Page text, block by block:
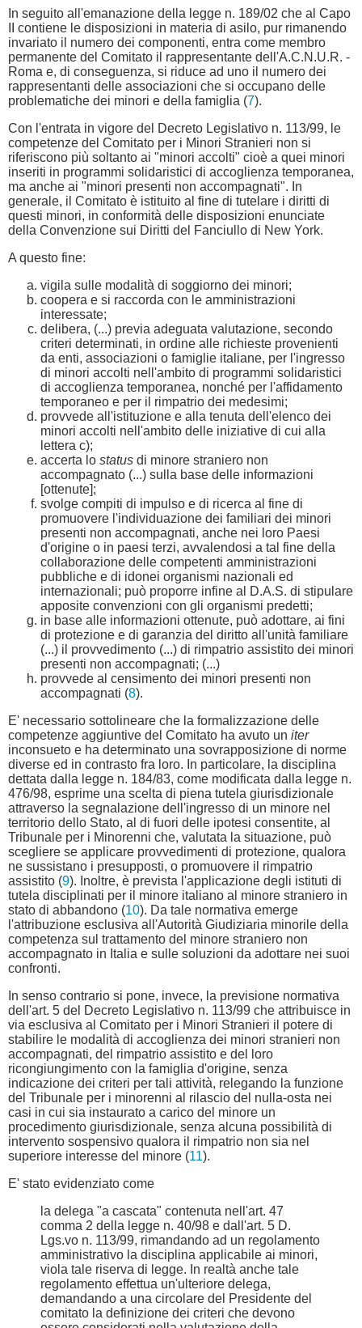
In seguito all'emanazione della legge n. 189/02 che al Capo
II contiene le disposizioni in materia di asilo, pur rimanendo
invariato il numero dei componenti, entra come membro
permanente del Comitato il rappresentante dell'A.C.N.U.R. -
Roma e, di conseguenza, si riduce ad uno il numero dei
rappresentanti delle associazioni che si occupano delle
problematiche dei minori e della famiglia (7).
Con l'entrata in vigore del Decreto Legislativo n. 113/99, le
competenze del Comitato per i Minori Stranieri non si
riferiscono più soltanto ai "minori accolti" cioè a quei minori
inseriti in programmi solidaristici di accoglienza temporanea,
ma anche ai "minori presenti non accompagnati". In
generale, il Comitato è istituito al fine di tutelare i diritti di
questi minori, in conformità delle disposizioni enunciate
della Convenzione sui Diritti del Fanciullo di New York.
A questo fine:
vigila sulle modalità di soggiorno dei minori;
coopera e si raccorda con le amministrazioni
interessate;
delibera, (...) previa adeguata valutazione, secondo
criteri determinati, in ordine alle richieste provenienti
da enti, associazioni o famiglie italiane, per l'ingresso
di minori accolti nell'ambito di programmi solidaristici
di accoglienza temporanea, nonché per l'affidamento
temporaneo e per il rimpatrio dei medesimi;
provvede all'istituzione e alla tenuta dell'elenco dei
minori accolti nell'ambito delle iniziative di cui alla
lettera c);
accerta lo status di minore straniero non
accompagnato (...) sulla base delle informazioni
[ottenute];
svolge compiti di impulso e di ricerca al fine di
promuovere l'individuazione dei familiari dei minori
presenti non accompagnati, anche nei loro Paesi
d'origine o in paesi terzi, avvalendosi a tal fine della
collaborazione delle competenti amministrazioni
pubbliche e di idonei organismi nazionali ed
internazionali; può proporre infine al D.A.S. di stipulare
apposite convenzioni con gli organismi predetti;
in base alle informazioni ottenute, può adottare, ai fini
di protezione e di garanzia del diritto all'unità familiare
(...) il provvedimento (...) di rimpatrio assistito dei minori
presenti non accompagnati; (...)
provvede al censimento dei minori presenti non
accompagnati (8).
E' necessario sottolineare che la formalizzazione delle
competenze aggiuntive del Comitato ha avuto un iter
inconsueto e ha determinato una sovrapposizione di norme
diverse ed in contrasto fra loro. In particolare, la disciplina
dettata dalla legge n. 184/83, come modificata dalla legge n.
476/98, esprime una scelta di piena tutela giurisdizionale
attraverso la segnalazione dell'ingresso di un minore nel
territorio dello Stato, al di fuori delle ipotesi consentite, al
Tribunale per i Minorenni che, valutata la situazione, può
scegliere se applicare provvedimenti di protezione, qualora
ne sussistano i presupposti, o promuovere il rimpatrio
assistito (9). Inoltre, è prevista l'applicazione degli istituti di
tutela disciplinati per il minore italiano al minore straniero in
stato di abbandono (10). Da tale normativa emerge
l'attribuzione esclusiva all'Autorità Giudiziaria minorile della
competenza sul trattamento del minore straniero non
accompagnato in Italia e sulle soluzioni da adottare nei suoi
confronti.
In senso contrario si pone, invece, la previsione normativa
dell'art. 5 del Decreto Legislativo n. 113/99 che attribuisce in
via esclusiva al Comitato per i Minori Stranieri il potere di
stabilire le modalità di accoglienza dei minori stranieri non
accompagnati, del rimpatrio assistito e del loro
ricongiungimento con la famiglia d'origine, senza
indicazione dei criteri per tali attività, relegando la funzione
del Tribunale per i minorenni al rilascio del nulla-osta nei
casi in cui sia instaurato a carico del minore un
procedimento giurisdizionale, senza alcuna possibilità di
intervento sospensivo qualora il rimpatrio non sia nel
superiore interesse del minore (11).
E' stato evidenziato come
la delega "a cascata" contenuta nell'art. 47
comma 2 della legge n. 40/98 e dall'art. 5 D.
Lgs.vo n. 113/99, rimandando ad un regolamento
amministrativo la disciplina applicabile ai minori,
viola tale riserva di legge. In realtà anche tale
regolamento effettua un'ulteriore delega,
demandando a una circolare del Presidente del
comitato la definizione dei criteri che devono